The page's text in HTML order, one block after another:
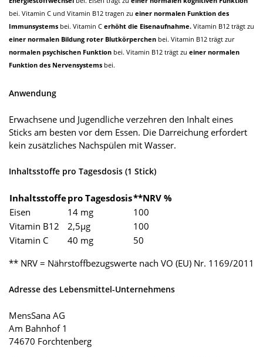
bei. Vitamin C und Vitamin B12 tragen zu einer normalen Funktion des
Immunsystems bei. Vitamin C erhöht die Eisenaufnahme. Vitamin B12 trägt zu
einer normalen Bildung roter Blutkörperchen bei. Vitamin B12 trägt zur
normalen psychischen Funktion bei. Vitamin B12 trägt zu einer normalen
Funktion des Nervensystems bei.
Anwendung
Erwachsene und Jugendliche verzehren den Inhalt eines
Sticks am besten vor dem Essen. Die Darreichung erfordert
kein zusätzliches Nachspülen mit Wasser.
Inhaltsstoffe pro Tagesdosis (1 Stick)
Inhaltsstoffepro Tagesdosis**NRV %
Eisen
14 mg
100
Vitamin B12
2,5µg
100
Vitamin C
40 mg
50
** NRV = Nährstoffbezugswerte nach VO (EU) Nr. 1169/2011
Adresse des Lebensmittel-Unternehmens
MensSana AG
Am Bahnhof 1
74670 Forchtenberg